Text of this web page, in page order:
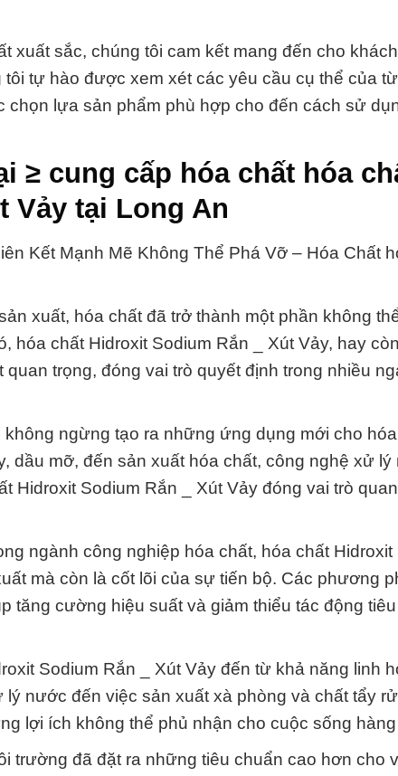
xuất sắc, chúng tôi cam kết mang đến cho
tự hào được xem xét các yêu cầu cụ thể của
chọn lựa sản phẩm phù hợp cho đến cách sử
≥ cung cấp hóa chất hóa
Vảy tại Long An
Kết Mạnh Mẽ Không Thể Phá Vỡ – Hóa Chất
xuất, hóa chất đã trở thành một phần không
hóa chất Hidroxit Sodium Rắn _ Xút Vảy, hay
trọng, đóng vai trò quyết định trong nhiều
ngừng tạo ra những ứng dụng mới cho
dầu mỡ, đến sản xuất hóa chất, công nghệ xử
Hidroxit Sodium Rắn _ Xút Vảy đóng vai trò
ngành công nghiệp hóa chất, hóa chất Hidroxit
mà còn là cốt lõi của sự tiến bộ. Các phương
tăng cường hiệu suất và giảm thiểu tác động
Sodium Rắn _ Xút Vảy đến từ khả năng linh
nước đến việc sản xuất xà phòng và chất tẩy
lợi ích không thể phủ nhận cho cuộc sống
trường đã đặt ra những tiêu chuẩn cao hơn cho